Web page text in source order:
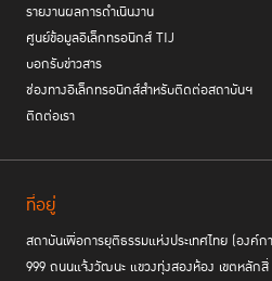
รายงานผลการดำเนินงาน
ศูนย์ข้อมูลอิเล็กทรอนิกส์ TIJ
บอกรับข่าวสาร
ช่องทางอิเล็กทรอนิกส์สำหรับติดต่อสถาบันฯ
ติดต่อเรา
ที่อยู่
สถาบันเพื่อการยุติธรรมแห่งประเทศไทย (องค์ก
999 ถนนแจ้งวัฒนะ แขวงทุ่งสองห้อง เขตหลัก